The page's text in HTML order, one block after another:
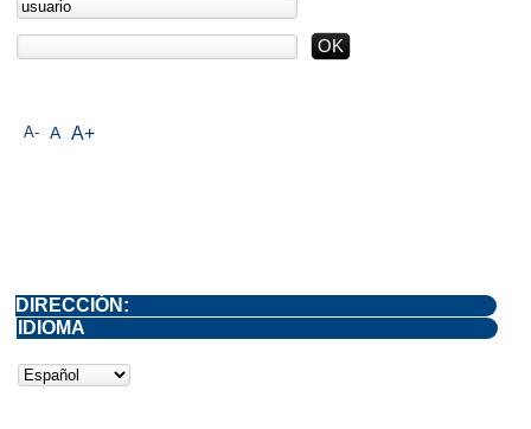
A- A A+
DIRECCIÓN:
IDIOMA